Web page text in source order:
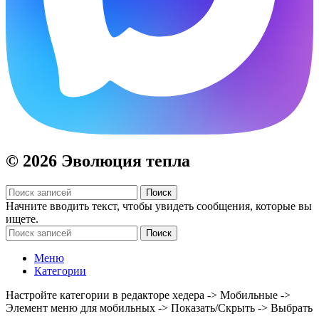
© 2026 Эволюция тепла
Поиск
Начните вводить текст, чтобы увидеть сообщения, которые вы
ищете.
Поиск
Меню
Категории
Настройте категории в редакторе хедера -> Мобильные ->
Элемент меню для мобильных -> Показать/Скрыть -> Выбрать